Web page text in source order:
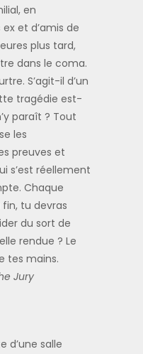
en
et d’amis de
plus tard,
dans le coma.
S’agit-il d’un
tragédie est-
paraît ? Tout
les
preuves et
s’est réellement
Chaque
tu devras
du sort de
rendue ? Le
tes mains.
Jury
d’une salle